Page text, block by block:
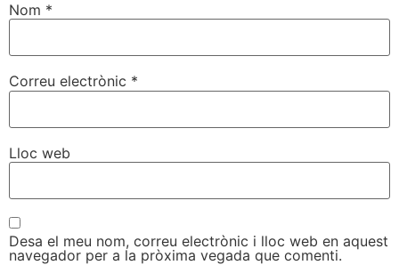
Nom *
Correu electrònic *
Lloc web
Desa el meu nom, correu electrònic i lloc web en aquest
navegador per a la pròxima vegada que comenti.